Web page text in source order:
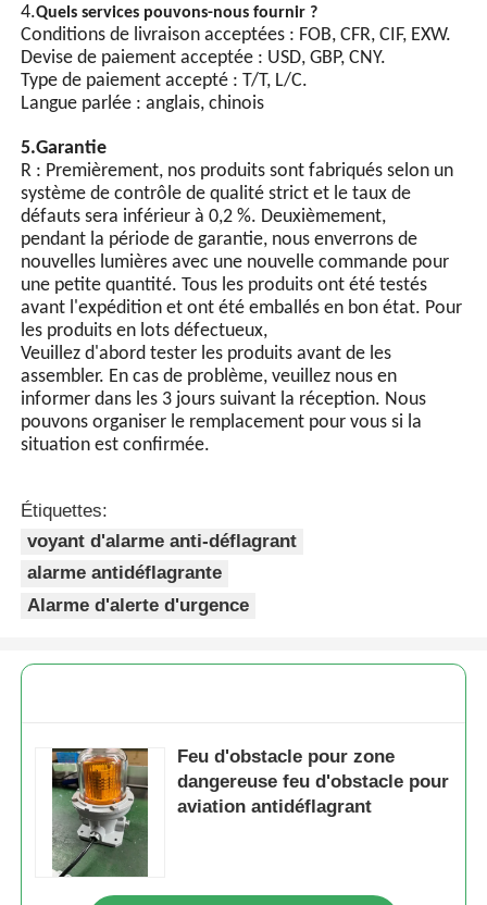
clignotement synchrone de
plusieurs lampes peut être
obtenu grâce à des lignes
de signaux de
synchronisation.
4.Quels services pouvons-nous fournir ?
Conditions de livraison acceptées : FOB, CFR, CIF, EXW.
Devise de paiement acceptée : USD, GBP, CNY.
Type de paiement accepté : T/T, L/C.
Langue parlée : anglais, chinois
5.Garantie
R : Premièrement, nos produits sont fabriqués selon un
système de contrôle de qualité strict et le taux de
défauts sera inférieur à 0,2 %. Deuxièmement,
pendant la période de garantie, nous enverrons de
nouvelles lumières avec une nouvelle commande pour
une petite quantité. Tous les produits ont été testés
avant l'expédition et ont été emballés en bon état. Pour
les produits en lots défectueux,
Veuillez d'abord tester les produits avant de les
assembler. En cas de problème, veuillez nous en
informer dans les 3 jours suivant la réception. Nous
pouvons organiser le remplacement pour vous si la
situation est confirmée.
Étiquettes:
voyant d'alarme anti-déflagrant
alarme antidéflagrante
Alarme d'alerte d'urgence
Feu d'obstacle pour zone
dangereuse feu d'obstacle pour
aviation antidéflagrant